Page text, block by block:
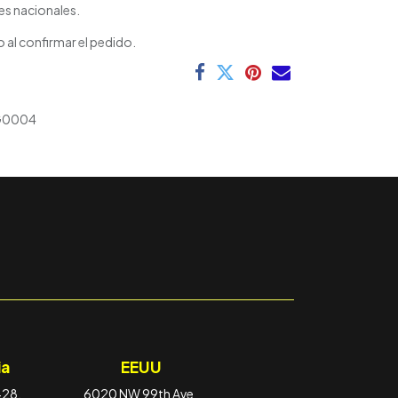
nacionales.
confirmar el pedido.
EEUU
6020 NW 99th Ave